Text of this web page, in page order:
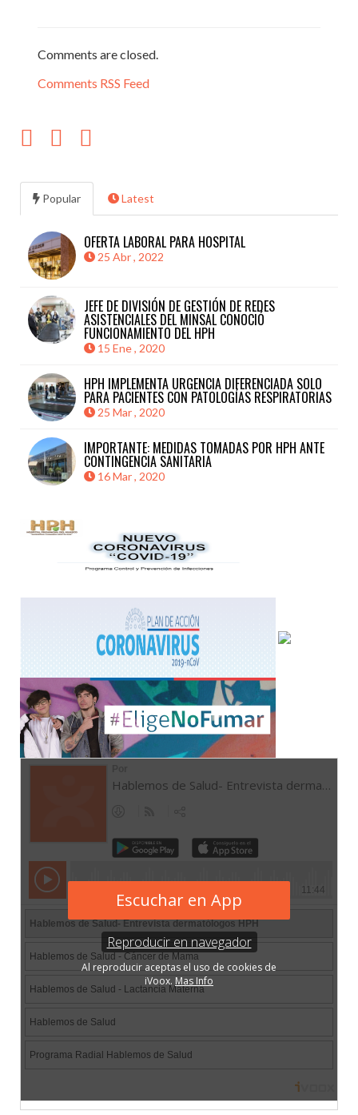
Comments are closed.
Comments RSS Feed
Popular Latest
OFERTA LABORAL PARA HOSPITAL
25 Abr , 2022
JEFE DE DIVISIÓN DE GESTIÓN DE REDES
ASISTENCIALES DEL MINSAL CONOCIÓ
FUNCIONAMIENTO DEL HPH
15 Ene , 2020
HPH IMPLEMENTA URGENCIA DIFERENCIADA SOLO
PARA PACIENTES CON PATOLOGÍAS RESPIRATORIAS
25 Mar , 2020
IMPORTANTE: MEDIDAS TOMADAS POR HPH ANTE
CONTINGENCIA SANITARIA
16 Mar , 2020